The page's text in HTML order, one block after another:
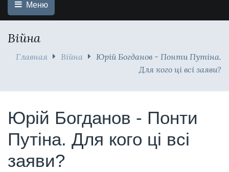
Меню
Війна
Главная Війна
Юрій Богданов - Понти Путіна.
Для кого ці всі заяви?
Юрій Богданов - Понти
Путіна. Для кого ці всі
заяви?